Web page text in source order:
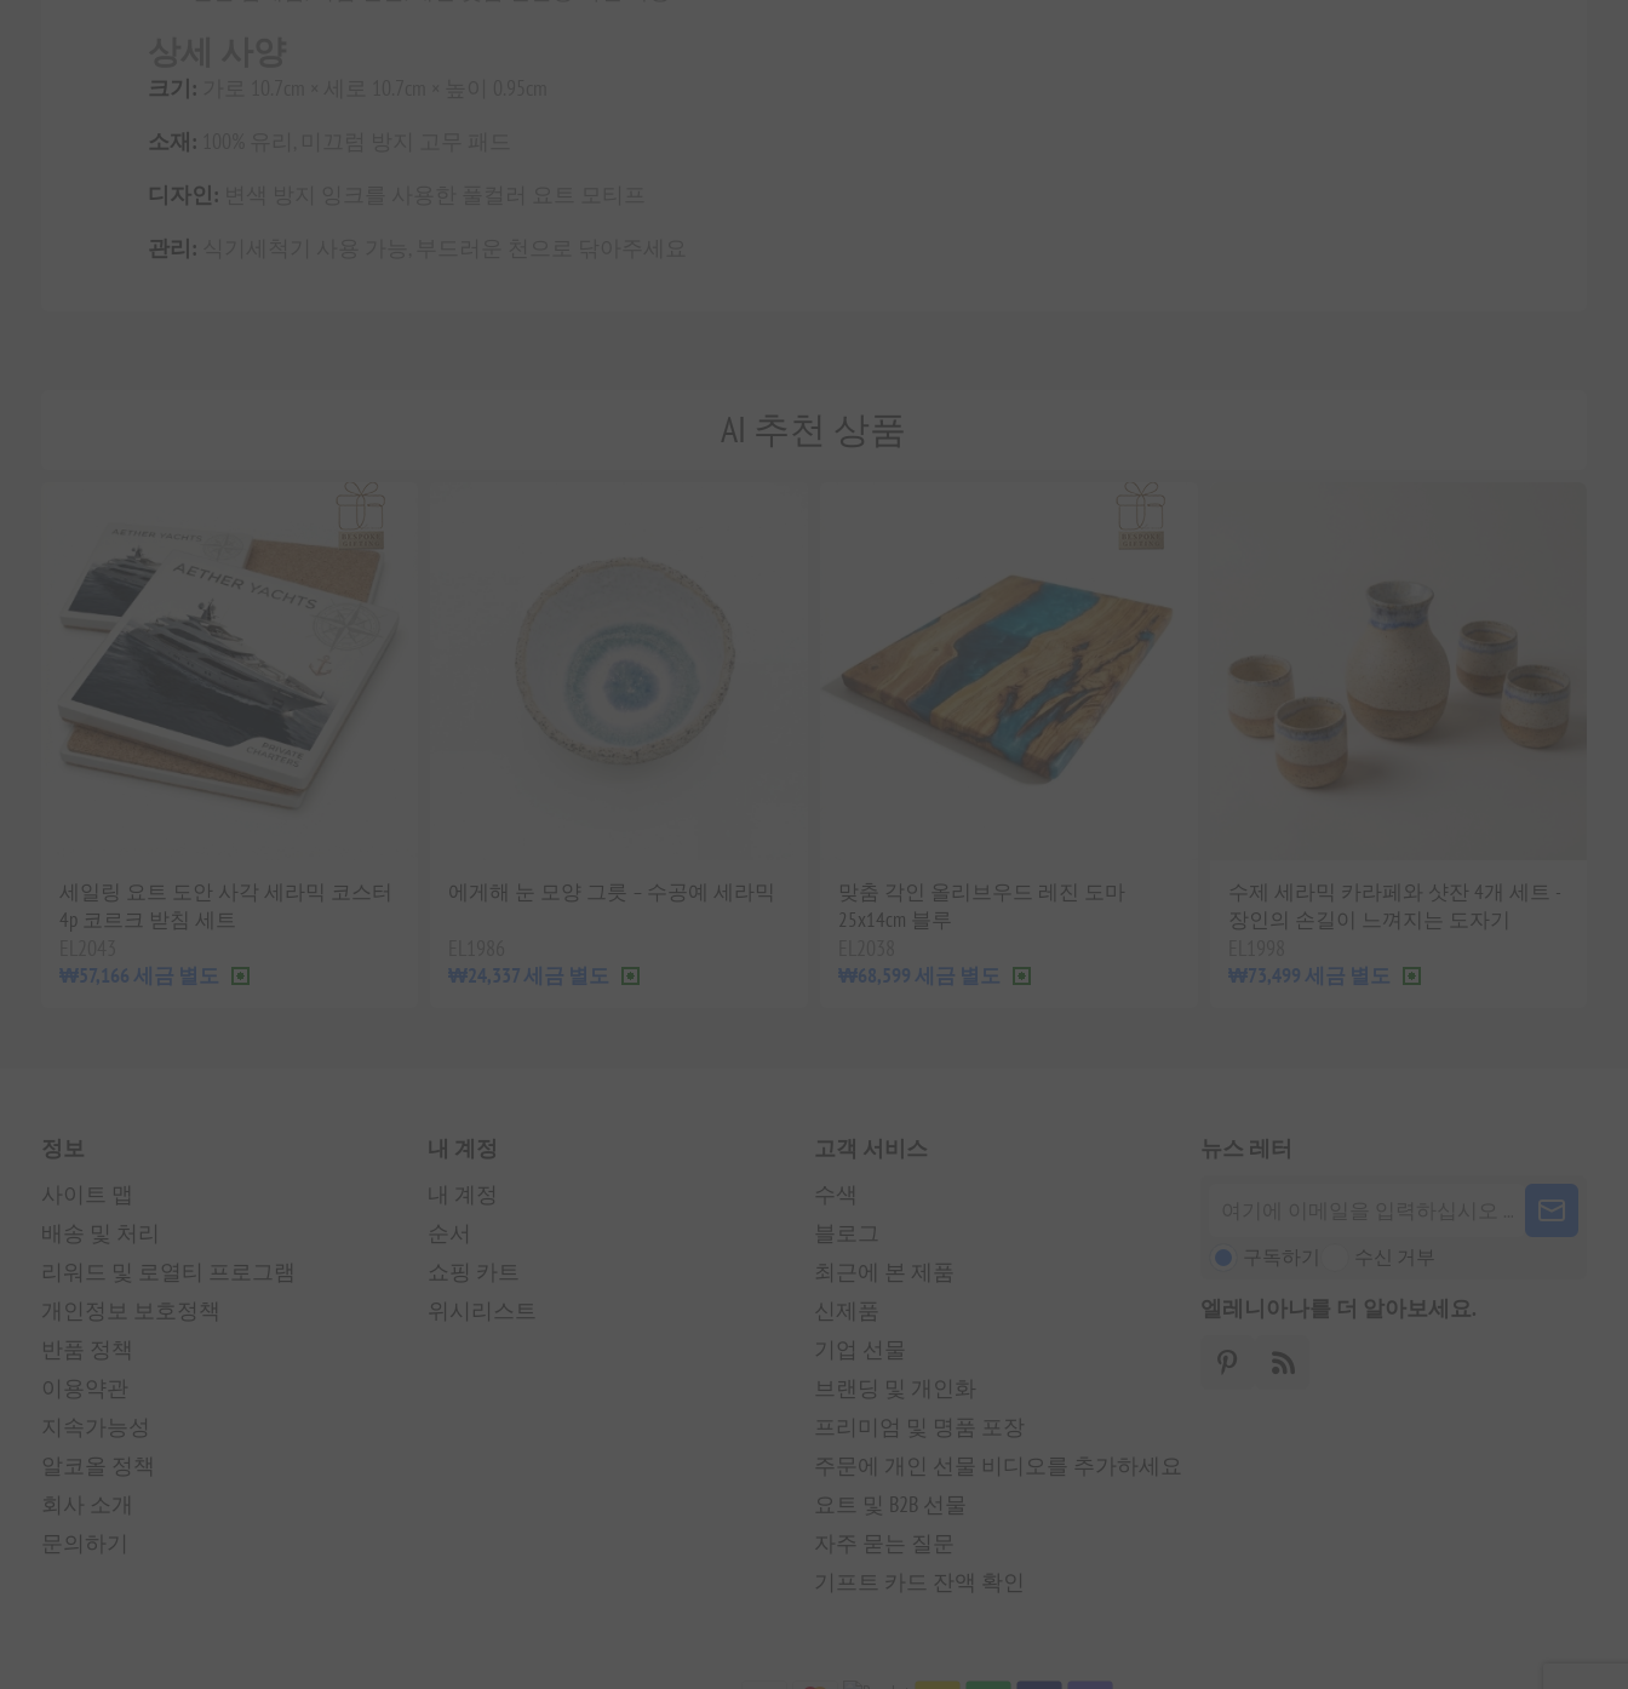
크기:
소재:
디자인:
관리:
AI 추천 상품
세일링 요트 도안 사각 세라믹 코스터
4p 코르크 받침 세트
₩57,166 세금 별도
에게해 눈 모양 그릇 – 수공예 세라믹
₩24,337 세금 별도
맞춤 각인 올리브우드 레진 도마
25x14cm 블루
₩68,599 세금 별도
수제 세라믹 카라페와 샷잔 4개 세트 -
장인의 손길이 느껴지는 도자기
₩73,499 세금 별도
정보
사이트 맵
배송 및 처리
리워드 및 로열티 프로그램
개인정보 보호정책
반품 정책
이용약관
지속가능성
알코올 정책
회사 소개
문의하기
내 계정
내 계정
순서
쇼핑 카트
위시리스트
고객 서비스
수색
블로그
최근에 본 제품
신제품
기업 선물
브랜딩 및 개인화
프리미엄 및 명품 포장
주문에 개인 선물 비디오를 추가하세요
요트 및 B2B 선물
자주 묻는 질문
기프트 카드 잔액 확인
뉴스 레터
구독하기 수신 거부
엘레니아나를 더 알아보세요.